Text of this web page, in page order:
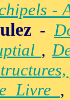
-
-
,
Livre